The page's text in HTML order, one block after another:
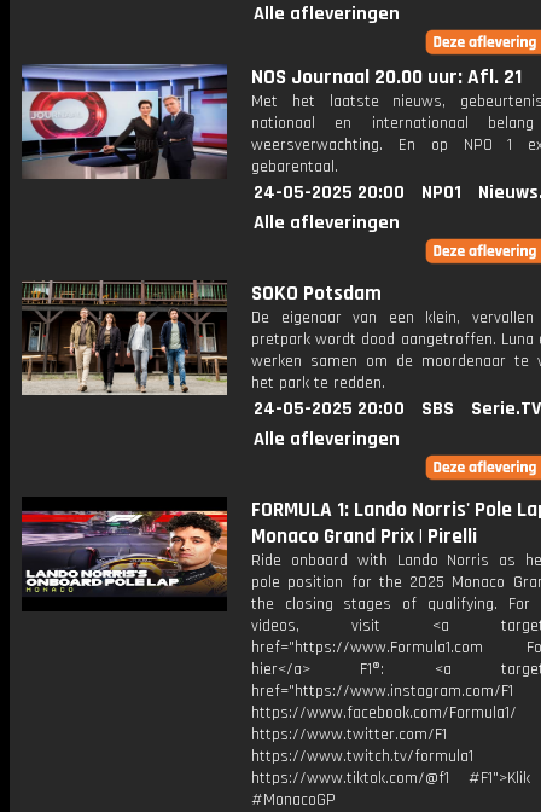
Alle afleveringen
NOS Journaal 20.00 uur: Afl. 21
Met het laatste nieuws,
nationaal en internationaal
weersverwachting. En op NPO 1
gebarentaal.
24-05-2025 20:00 NPO1
Alle afleveringen
SOKO Potsdam
De eigenaar van een klein, vervallen
pretpark wordt dood aangetroffen. Luna
werken samen om de moordenaar te
het park te redden.
24-05-2025 20:00 SBS
Serie.TV
Alle afleveringen
FORMULA 1: Lando Norris' Pole
Monaco Grand Prix | Pirelli
Ride onboard with Lando Norris as
pole position for the 2025 Monaco
the closing stages of qualifying. For
videos, visit <a
href="https://www.Formula1.com
hier</a> F1®: <a
href="https://www.instagram.com/F1
https://www.facebook.com/Formula1/
https://www.twitter.com/F1
https://www.twitch.tv/formula1
https://www.tiktok.com/@f1
#MonacoGP